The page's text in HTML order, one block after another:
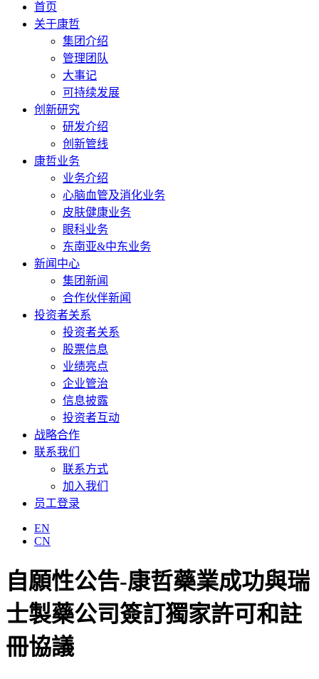
首页
关于康哲
集团介绍
管理团队
大事记
可持续发展
创新研究
研发介绍
创新管线
康哲业务
业务介绍
心脑血管及消化业务
皮肤健康业务
眼科业务
东南亚&中东业务
新闻中心
集团新闻
合作伙伴新闻
投资者关系
投资者关系
股票信息
业绩亮点
企业管治
信息披露
投资者互动
战略合作
联系我们
联系方式
加入我们
员工登录
EN
CN
自願性公告-康哲藥業成功與瑞
士製藥公司簽訂獨家許可和註
冊協議